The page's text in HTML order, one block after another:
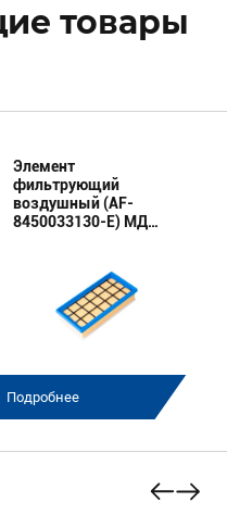
товары
Элемент
фильтрующий
воздушный (AF-
8450033130-E) МД
Подробнее